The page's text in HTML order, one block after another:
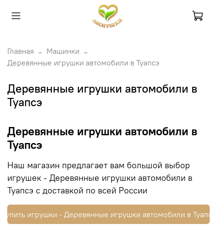
Главная
Машинки
Деревянные игрушки автомобили в Туапсэ
Деревянные игрушки автомобили в
Туапсэ
Деревянные игрушки автомобили в
Туапсэ
Наш магазин предлагает вам большой выбор
игрушек - Деревянные игрушки автомобили в
Туапсэ с доставкой по всей России
Купить игрушки - Деревянные игрушки автомобили в Туапсэ